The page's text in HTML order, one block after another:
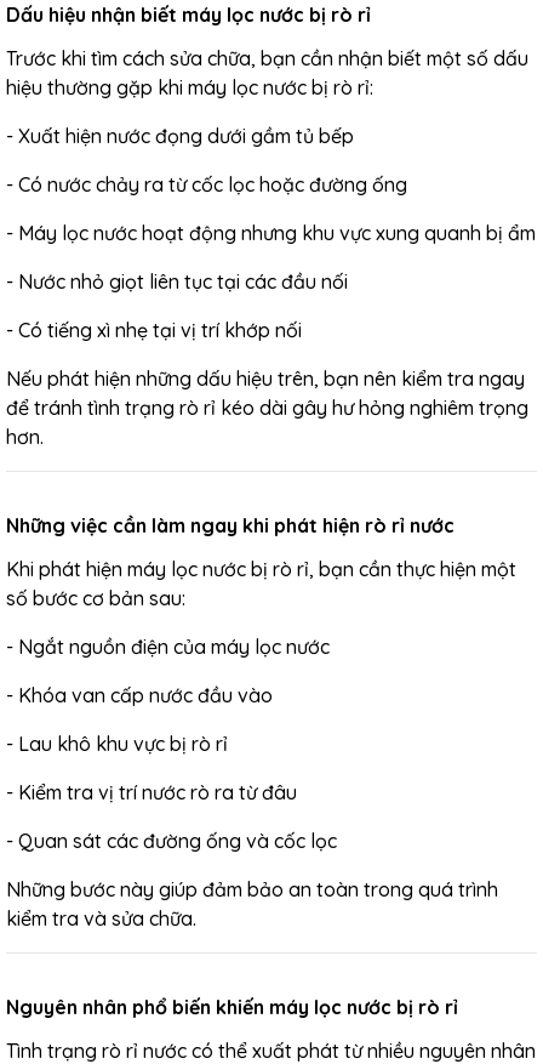
Dấu hiệu nhận biết máy lọc nước bị rò rỉ
Trước khi tìm cách sửa chữa, bạn cần nhận biết một số dấu
hiệu thường gặp khi máy lọc nước bị rò rỉ:
- Xuất hiện nước đọng dưới gầm tủ bếp
- Có nước chảy ra từ cốc lọc hoặc đường ống
- Máy lọc nước hoạt động nhưng khu vực xung quanh bị ẩm
- Nước nhỏ giọt liên tục tại các đầu nối
- Có tiếng xì nhẹ tại vị trí khớp nối
Nếu phát hiện những dấu hiệu trên, bạn nên kiểm tra ngay
để tránh tình trạng rò rỉ kéo dài gây hư hỏng nghiêm trọng
hơn.
Những việc cần làm ngay khi phát hiện rò rỉ nước
Khi phát hiện máy lọc nước bị rò rỉ, bạn cần thực hiện một
số bước cơ bản sau:
- Ngắt nguồn điện của máy lọc nước
- Khóa van cấp nước đầu vào
- Lau khô khu vực bị rò rỉ
- Kiểm tra vị trí nước rò ra từ đâu
- Quan sát các đường ống và cốc lọc
Những bước này giúp đảm bảo an toàn trong quá trình
kiểm tra và sửa chữa.
Nguyên nhân phổ biến khiến máy lọc nước bị rò rỉ
Tình trạng rò rỉ nước có thể xuất phát từ nhiều nguyên nhân